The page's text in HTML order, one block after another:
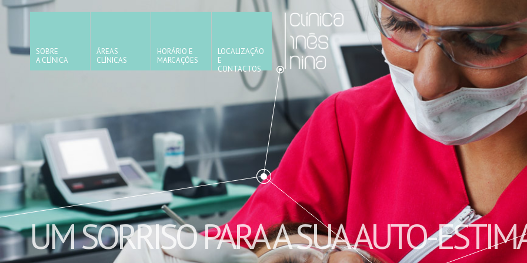
UM SORRISO PARA A SUA AUTO-
SOBRE
A CLÍNICA
ÁREAS
CLÍNICAS
HORÁRIO E
MARCAÇÕES
LOCALIZAÇÃO
E
CONTACTOS